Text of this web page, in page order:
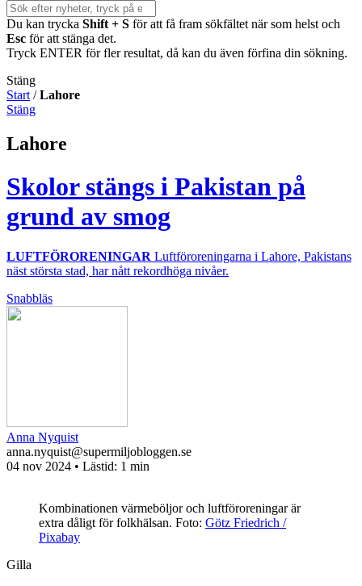
Du kan trycka Shift + S för att få fram sökfältet när som helst och
Esc för att stänga det.
Tryck ENTER för fler resultat, då kan du även förfina din sökning.
Stäng
Start /Lahore
Stäng
Lahore
Skolor stängs i Pakistan på
grund av smog
LUFTFÖRORENINGAR Luftföroreningarna i Lahore, Pakistans
näst största stad, har nått rekordhöga nivåer.
Snabbläs
Anna Nyquist
anna.nyquist@supermiljobloggen.se
04 nov 2024 • Lästid: 1 min
Kombinationen värmeböljor och luftföroreningar är
extra dåligt för folkhälsan. Foto: Götz Friedrich /
Pixabay
Gilla